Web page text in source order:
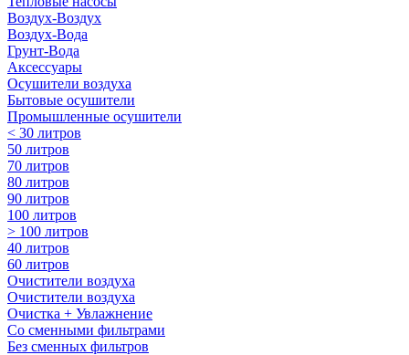
Воздух-Воздух
Воздух-Вода
Грунт-Вода
Аксессуары
Осушители воздуха
Бытовые осушители
Промышленные осушители
< 30 литров
50 литров
70 литров
80 литров
90 литров
100 литров
> 100 литров
40 литров
60 литров
Очистители воздуха
Очистители воздуха
Очистка + Увлажнение
Cо сменными фильтрами
Без сменных фильтров